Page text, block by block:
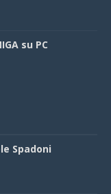
su PC
Spadoni